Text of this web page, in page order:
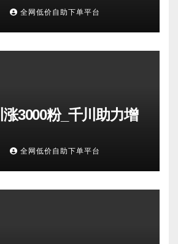
全网低价自助下单平台
3000粉_千川助力增
全网低价自助下单平台